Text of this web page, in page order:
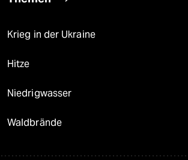
Krieg in der Ukraine
Hitze
Niedrigwasser
Waldbrände